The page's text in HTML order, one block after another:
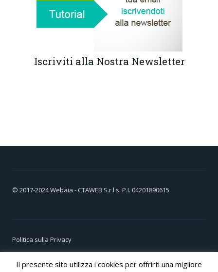
Iscriviti alla Nostra Newsletter
© 2017-2024Webaia - CTAWEB S.r.l.s. P.I. 04201890615
Politica sulla Privacy
Cookie Policy
Il presente sito utilizza i cookies per offrirti una migliore